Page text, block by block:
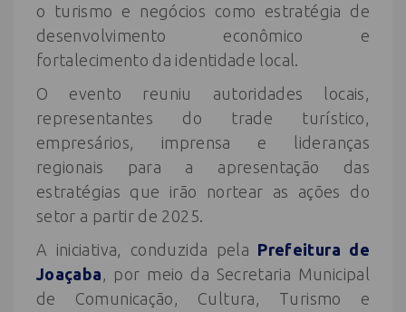
o turismo e negócios como estratégia de
desenvolvimento econômico e
fortalecimento da identidade local.
O evento reuniu autoridades locais,
representantes do trade turístico,
empresários, imprensa e lideranças
regionais para a apresentação das
estratégias que irão nortear as ações do
setor a partir de 2025.
A iniciativa, conduzida pela Prefeitura de
Joaçaba , por meio da Secretaria Municipal
de Comunicação, Cultura, Turismo e